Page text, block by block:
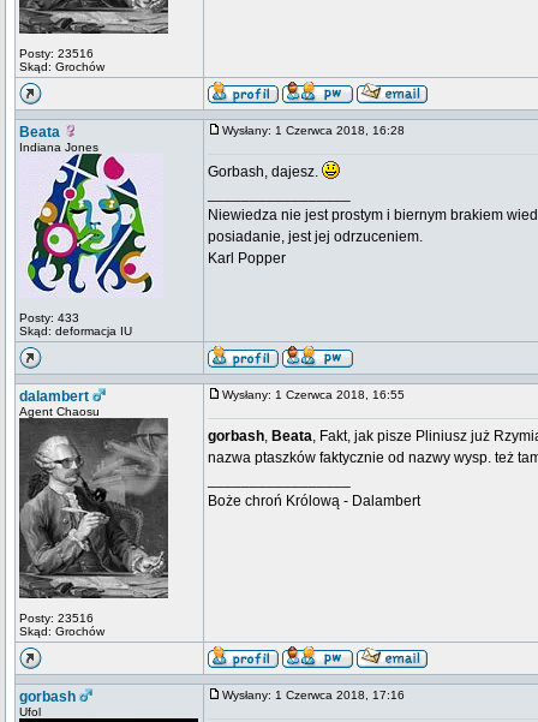
Posty: 23516
Skąd: Grochów
Beata
Indiana Jones
Posty: 433
Skąd: deformacja IU
Wysłany: 1 Czerwca 2018, 16:28
Gorbash, dajesz.
Niewiedza nie jest prostym i biernym brakiem
posiadanie, jest jej odrzuceniem.
Karl Popper
dalambert
Agent Chaosu
Posty: 23516
Skąd: Grochów
Wysłany: 1 Czerwca 2018, 16:55
gorbash, Beata, Fakt, jak pisze Pliniusz już
nazwa ptaszków faktycznie od nazwy wysp. też
Boże chroń Królową - Dalambert
gorbash
Ufol
Wysłany: 1 Czerwca 2018, 17:16